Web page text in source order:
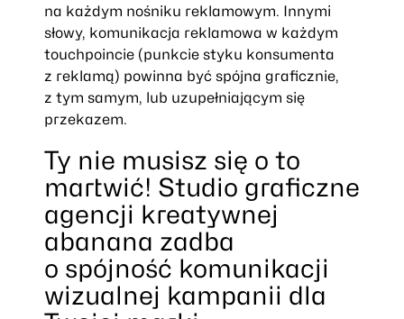
na każdym nośniku reklamowym. Innymi
słowy, komunikacja reklamowa w każdym
touchpoincie (punkcie styku konsumenta
z reklamą) powinna być spójna graficznie,
z tym samym, lub uzupełniającym się
przekazem.
Ty nie musisz się o to
martwić! Studio graficzne
agencji kreatywnej
abanana zadba
o spójność komunikacji
wizualnej kampanii dla